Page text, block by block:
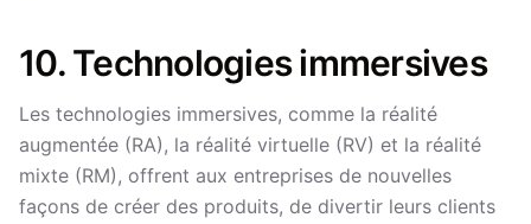
10. Technologies immersives
Les technologies immersives, comme la réalité
augmentée (RA), la réalité virtuelle (RV) et la réalité
mixte (RM), offrent aux entreprises de nouvelles
façons de créer des produits, de divertir leurs clients